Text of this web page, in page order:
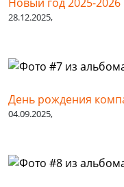
28.12.2025,
День рождения
04.09.2025,